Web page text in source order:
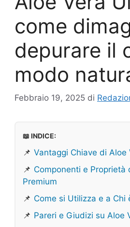
come
depurare il
modo
Febbraio 19, 2025 di
📖 INDICE:
📌 Vantaggi Chiave di Aloe
📌 Componenti e Proprietà
Premium
📌 Come si Utilizza e a Chi
📌 Pareri e Giudizi su Aloe